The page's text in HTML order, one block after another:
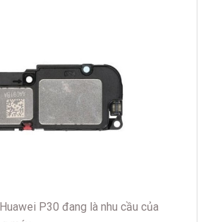
P30 đang là nhu cầu của